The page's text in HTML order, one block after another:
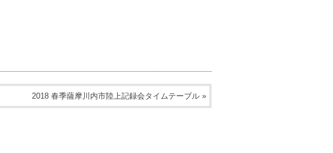
2018 春季薩摩川内市陸上記録会タイムテーブル »